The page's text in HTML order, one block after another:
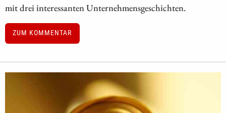
mit drei interessanten Unternehmensgeschichten.
ZUM KOMMENTAR